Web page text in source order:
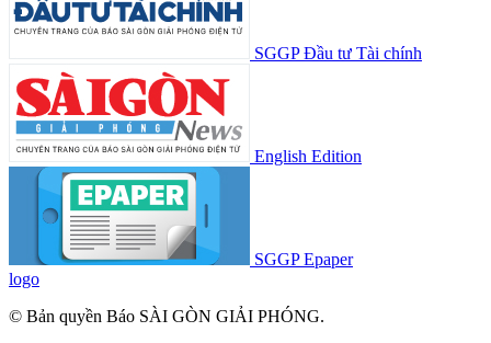
SGGP Đầu tư Tài chính
English Edition
SGGP Epaper
logo
© Bản quyền Báo SÀI GÒN GIẢI PHÓNG.